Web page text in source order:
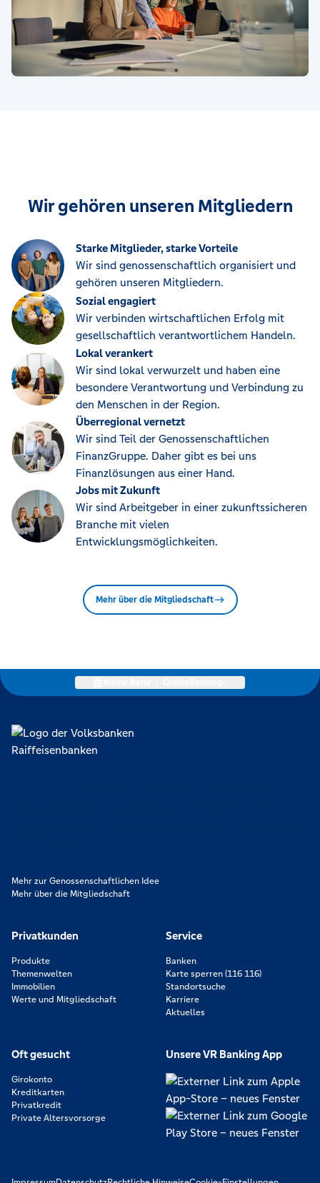
Wir gehören unseren Mitgliedern
Starke Mitglieder, starke Vorteile
Wir sind genossenschaftlich organisiert und
gehören unseren Mitgliedern.
Sozial engagiert
Wir verbinden wirtschaftlichen Erfolg mit
gesellschaftlich verantwortlichem Handeln.
Lokal verankert
Wir sind lokal verwurzelt und haben eine
besondere Verantwortung und Verbindung zu
den Menschen in der Region.
Überregional vernetzt
Wir sind Teil der Genossenschaftlichen
FinanzGruppe. Daher gibt es bei uns
Finanzlösungen aus einer Hand.
Jobs mit Zukunft
Wir sind Arbeitgeber in einer zukunftssicheren
Branche mit vielen
Entwicklungsmöglichkeiten.
Mehr über die Mitgliedschaft
Mehr zur Genossenschaftlichen Idee
Mehr über die Mitgliedschaft
Privatkunden
Produkte
Themenwelten
Immobilien
Werte und Mitgliedschaft
Service
Banken
Karte sperren (116 116)
Standortsuche
Karriere
Aktuelles
Oft gesucht
Girokonto
Kreditkarten
Privatkredit
Private Altersvorsorge
Unsere VR Banking App